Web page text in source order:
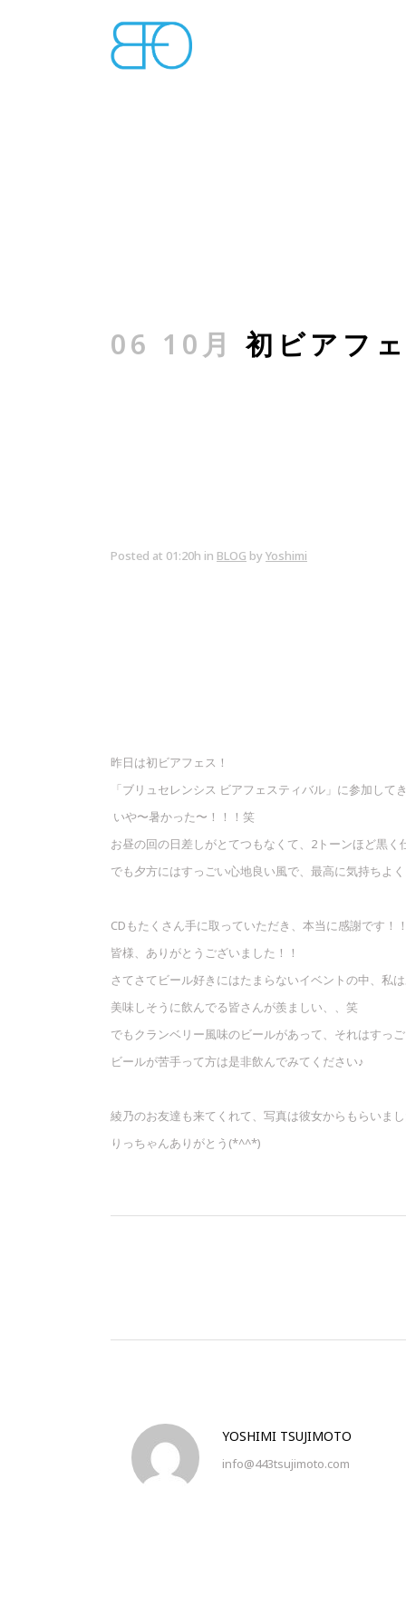
06 10月 初ビアフ
Posted at 01:20h in BLOG byYoshimi
昨日は初ビアフェス！
いや〜暑かった〜！！！笑
お昼の回の日差しがとてつもなくて、2トーンほど黒く
でも夕方にはすっごい心地良い風で、最高に気持ちよ
CDもたくさん手に取っていただき、本当に感謝です！！
皆様、ありがとうございました！！
さてさてビール好きにはたまらないイベントの中、
美味しそうに飲んでる皆さんが羨ましい、、笑
でもクランベリー風味のビールがあって、それはすっ
ビールが苦手って方は是非飲んでみてください♪
綾乃のお友達も来てくれて、写真は彼女からもらいま
りっちゃんありがとう(*^^*)
YOSHIMI TSUJIMOTO
info@443tsujimoto.com